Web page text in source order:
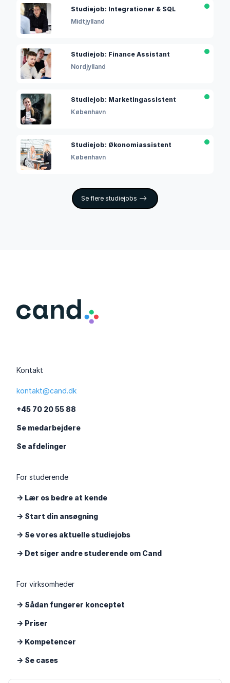
Studiejob: Integrationer & SQL
Midtjylland
Studiejob: Finance Assistant
Nordjylland
Studiejob: Marketingassistent
København
Studiejob: Økonomiassistent
København
Se flere studiejobs -->
Kontakt
kontakt@cand.dk
+45 70 20 55 88
Se medarbejdere
Se afdelinger
For studerende
-> Lær os bedre at kende
-> Start din ansøgning
-> Se vores aktuelle studiejobs
-> Det siger andre studerende om Cand
For virksomheder
-> Sådan fungerer konceptet
-> Priser
-> Kompetencer
-> Se cases